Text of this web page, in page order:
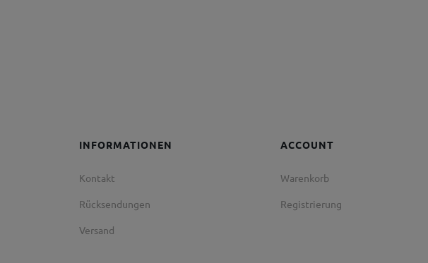
INFORMATIONEN
Kontakt
Rücksendungen
Versand
ACCOUNT
Warenkorb
Registrierung